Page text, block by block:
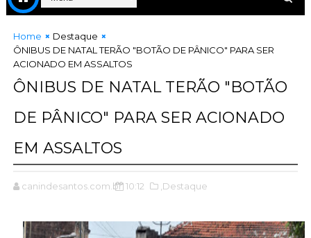
Home
Destaque
ÔNIBUS DE NATAL TERÃO "BOTÃO DE PÂNICO" PARA SER
ACIONADO EM ASSALTOS
ÔNIBUS DE NATAL TERÃO "BOTÃO
DE PÂNICO" PARA SER ACIONADO
EM ASSALTOS
canindesantos.com.br 10:12 ,Destaque